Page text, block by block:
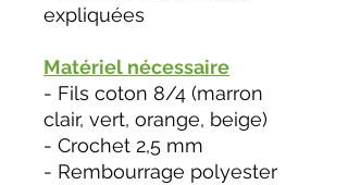
expliquées
Matériel nécessaire
- Fils coton 8/4 (marron
clair, vert, orange, beige)
- Crochet 2,5 mm
- Rembourrage polyester